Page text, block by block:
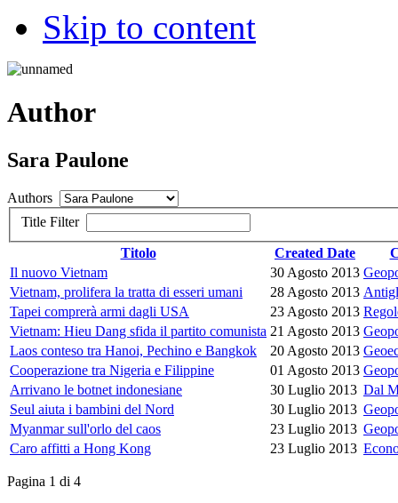
Skip to content
Author
Sara Paulone
Authors
Title Filter
Titolo Created Date
Il nuovo Vietnam
30 Agosto 2013
Vietnam, prolifera la tratta di esseri umani
28 Agosto 2013
Tapei comprerà armi dagli USA
23 Agosto 2013
Vietnam: Hieu Dang sfida il partito comunista 21 Agosto 2013
Laos conteso tra Hanoi, Pechino e Bangkok
20 Agosto 2013
Cooperazione tra Nigeria e Filippine
01 Agosto 2013
Arrivano le botnet indonesiane
30 Luglio 2013 Dal
Seul aiuta i bambini del Nord
30 Luglio 2013
Myanmar sull'orlo del caos
23 Luglio 2013
Caro affitti a Hong Kong
23 Luglio 2013
Pagina 1 di 4